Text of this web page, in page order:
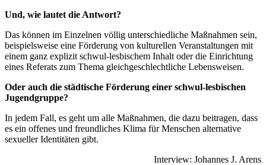
Und, wie lautet die Antwort?
Das können im Einzelnen völlig unterschiedliche Maßnahmen sein,
beispielsweise eine Förderung von kulturellen Veranstaltungen mit
einem ganz explizit schwul-lesbischem Inhalt oder die Einrichtung
eines Referats zum Thema gleichgeschlechtliche Lebensweisen.
Oder auch die städtische Förderung einer schwul-lesbischen
Jugendgruppe?
In jedem Fall, es geht um alle Maßnahmen, die dazu beitragen, dass
es ein offenes und freundliches Klima für Menschen alternative
sexueller Identitäten gibt.
Interview: Johannes J. Arens